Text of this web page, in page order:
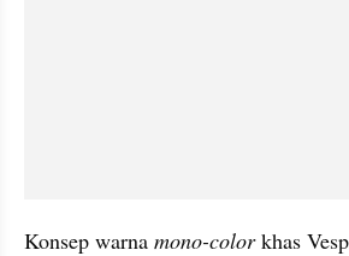
Konsep warna mono-color khas